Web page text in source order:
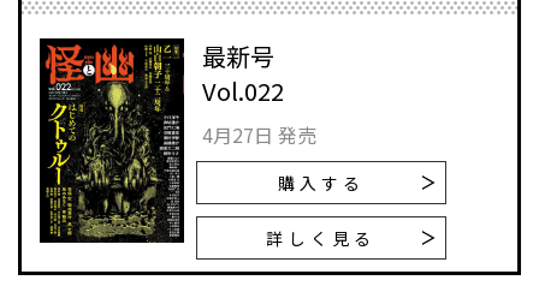
最新号
Vol.022
4月27日 発売
購入する
詳しく見る